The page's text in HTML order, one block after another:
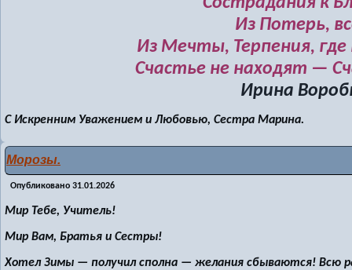
Из Потерь,
Из Мечты, Терпения,
Счастье не находят —
Ирина
С Искренним Уважением и Любовью, Сестра Марина.
Морозы.
Опубликовано 31.01.2026
Мир Тебе, Учитель!
Мир Вам, Братья и Сестры!
Хотел Зимы — получил сполна — желания сбываются! Всю